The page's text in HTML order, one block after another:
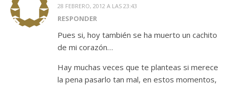
28 FEBRERO, 2012 A LAS 23:43
RESPONDER
Pues si, hoy también se ha muerto un cachito
de mi corazón…
Hay muchas veces que te planteas si merece
la pena pasarlo tan mal, en estos momentos,